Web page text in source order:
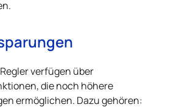
verfügen über
die noch höhere
ermöglichen. Dazu gehören: